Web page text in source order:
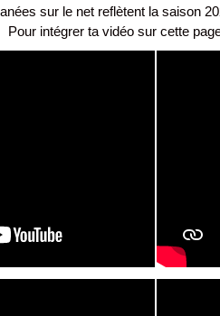
sur le net reflètent la saison
Pour intégrer ta vidéo sur cette